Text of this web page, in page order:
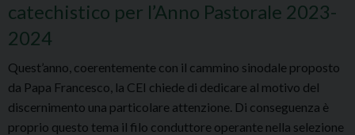
catechistico per l’Anno Pastorale 2023-
2024
Quest’anno, coerentemente con il cammino sinodale proposto
da Papa Francesco, la CEI chiede di dedicare al motivo del
discernimento una particolare attenzione. Di conseguenza è
proprio questo tema il filo conduttore operante nella selezione